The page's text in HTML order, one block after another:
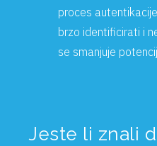
proces
brzo identificirati i
se smanjuje
Jeste li znali